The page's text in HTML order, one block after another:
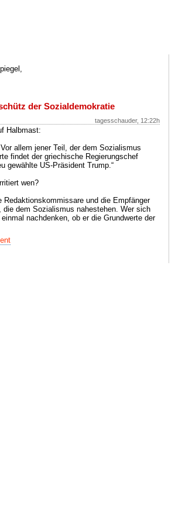
der Sozialdemokratie
tagesschauder, 12:22h
Halbmast:
allem jener Teil, der dem Sozialismus
findet der griechische Regierungschef
gewählte US-Präsident Trump.“
wen?
und die Empfänger
dem Sozialismus nahestehen. Wer sich
nachdenken, ob er die Grundwerte der